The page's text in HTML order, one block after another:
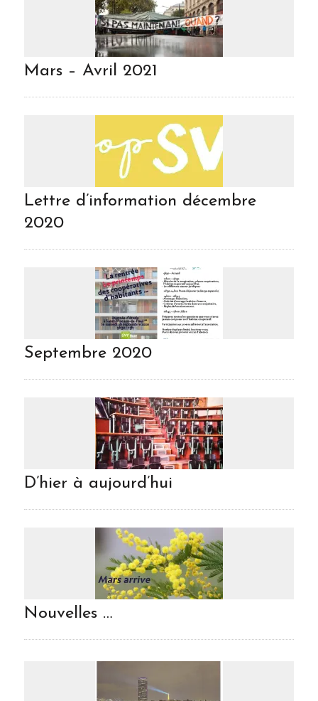
Mars – Avril 2021
Lettre d’information décembre
2020
Septembre 2020
D’hier à aujourd’hui
Nouvelles …